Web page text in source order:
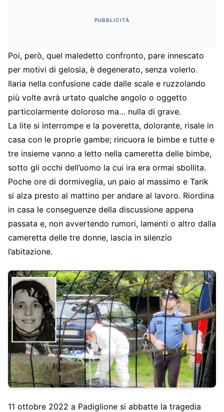
PUBBLICITÀ
Poi, però, quel maledetto confronto, pare innescato
per motivi di gelosia, è degenerato, senza volerlo.
Ilaria nella confusione cade dalle scale e ruzzolando
più volte avrà urtato qualche angolo o oggetto
particolarmente doloroso ma… nulla di grave.
La lite si interrompe e la poveretta, dolorante, risale in
casa con le proprie gambe; rincuora le bimbe e tutte e
tre insieme vanno a letto nella cameretta delle bimbe,
sotto gli occhi dell’uomo la cui ira era ormai sbollita.
Poche ore di dormiveglia, un paio al massimo e Tarik
si alza presto al mattino per andare al lavoro. Riordina
in casa le conseguenze della discussione appena
passata e, non avvertendo rumori, lamenti o altro dalla
cameretta delle tre donne, lascia in silenzio
l’abitazione.
11 ottobre 2022 a Padiglione si abbatte la tragedia